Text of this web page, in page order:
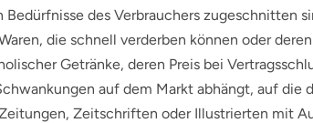
des Verbrauchers zugeschnitten
die schnell verderben können oder
Getränke, deren Preis bei
auf dem Markt abhängt, auf die
Zeitschriften oder Illustrierten mit